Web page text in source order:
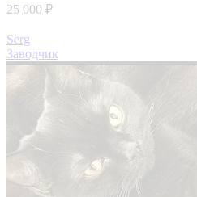
25 000 ₽
Serg
Заводчик